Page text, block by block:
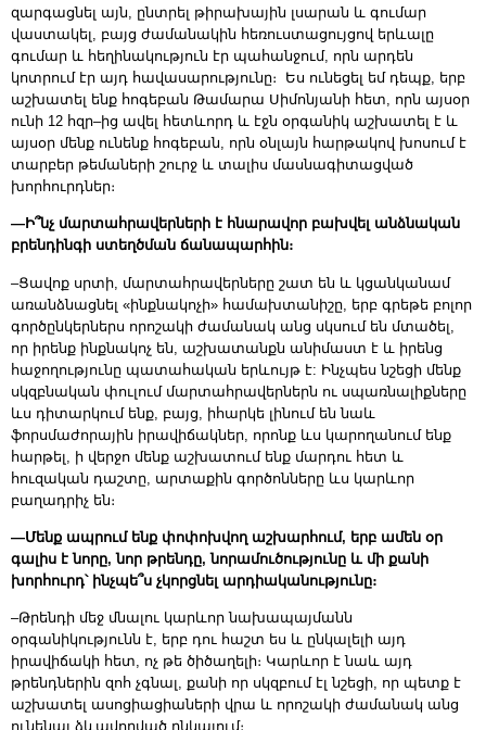
զարգացնել այն, ընտրել թիրախային լսարան և գումար
վաստակել, բայց ժամանակին հեռուստացույցով երևալը
գումար և հեղինակություն էր պահանջում, որն արդեն
կոտրում էր այդ հավասարությունը։ Ես ունեցել եմ դեպք, երբ
աշխատել ենք հոգեբան Թամարա Սիմոնյանի հետ, որն այսօր
ունի 12 հզր–ից ավել հետևորդ և էջն օրգանիկ աշխատել է և
այսօր մենք ունենք հոգեբան, որն օնլայն հարթակով խոսում է
տարբեր թեմաների շուրջ և տալիս մասնագիտացված
խորհուրդներ։
—Ի՞նչ մարտահրավերների է հնարավոր բախվել անձնական
բրենդինգի ստեղծման ճանապարհին։
–Ցավոք սրտի, մարտահրավերները շատ են և կցանկանամ
առանձնացնել «ինքնակոչի» համախտանիշը, երբ գրեթե բոլոր
գործընկերներս որոշակի ժամանակ անց սկսում են մտածել,
որ իրենք ինքնակոչ են, աշխատանքն անիմաստ է և իրենց
հաջողությունը պատահական երևույթ է: Ինչպես նշեցի մենք
սկզբնական փուլում մարտահրավերներն ու սպառնալիքները
ևս դիտարկում ենք, բայց, իհարկե լինում են նաև
ֆորսմաժորային իրավիճակներ, որոնք ևս կարողանում ենք
հարթել, ի վերջո մենք աշխատում ենք մարդու հետ և
հուզական դաշտը, արտաքին գործոնները ևս կարևոր
բաղադրիչ են։
—Մենք ապրում ենք փոփոխվող աշխարհում, երբ ամեն օր
գալիս է նորը, նոր թրենդը, նորամուծությունը և մի քանի
խորհուրդ՝ ինչպե՞ս չկորցնել արդիականությունը։
–Թրենդի մեջ մնալու կարևոր նախապայմանն
օրգանիկությունն է, երբ դու հաշտ ես և ընկալելի այդ
իրավիճակի հետ, ոչ թե ծիծաղելի։ Կարևոր է նաև այդ
թրենդներին զոհ չգնալ, քանի որ սկզբում էլ նշեցի, որ պետք է
աշխատել ասոցիացիաների վրա և որոշակի ժամանակ անց
ունենալ ձևավորված ընկալում։